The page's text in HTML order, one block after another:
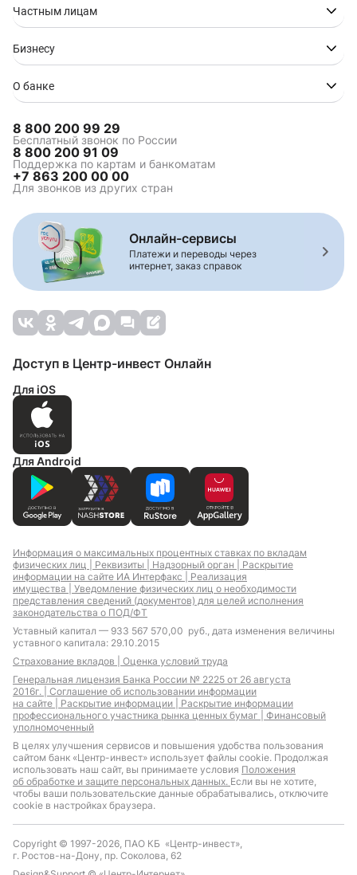
Частным лицам
Бизнесу
О банке
8 800 200 99 29
Бесплатный звонок по России
8 800 200 91 09
Поддержка по картам и банкоматам
+7 863 200 00 00
Для звонков из других стран
Онлайн-сервисы
Платежи и переводы через
интернет, заказ справок
Доступ в Центр-инвест Онлайн
Для iOS
Для Android
Информация о максимальных процентных ставках по вкладам
физических лиц | Реквизиты | Надзорный орган | Раскрытие
информации на сайте ИА Интерфакс | Реализация
имущества | Уведомление физических лиц о необходимости
представления сведений (документов) для целей исполнения
законодательства о ПОД/ФТ
Уставный капитал — 933 567 570,00 руб., дата изменения величины
уставного капитала: 29.10.2015
Страхование вкладов | Оценка условий труда
Генеральная лицензия Банка России № 2225 от 26 августа
2016г. | Соглашение об использовании информации
на сайте | Раскрытие информации | Раскрытие информации
профессионального участника рынка ценных бумаг | Финансовый
уполномоченный
В целях улучшения сервисов и повышения удобства пользования
сайтом банк «Центр-инвест» использует файлы cookie. Продолжая
использовать наш сайт, вы принимаете условия Положения
об обработке и защите персональных данных. Если вы не хотите,
чтобы ваши пользовательские данные обрабатывались, отключите
cookie в настройках браузера.
Copyright © 1997-2026, ПАО КБ «Центр-инвест»,
г. Ростов-на-Дону, пр. Соколова, 62